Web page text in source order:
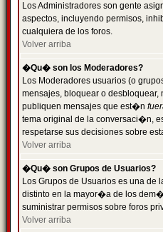
Los Administradores son gente
aspectos, incluyendo permisos,
cualquiera de los foros.
Volver arriba
�Qu� son los Moderadores?
Los Moderadores usuarios (o
mensajes, bloquear o
publiquen mensajes que est�n
tema original de la conversaci�n,
respetarse sus decisiones sobre
Volver arriba
�Qu� son Grupos de Usuarios?
Los Grupos de Usuarios es una de
distinto en la mayor�a de los
suministrar permisos sobre foros
Volver arriba